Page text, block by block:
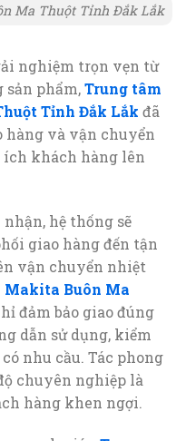
Ma Thuột Tỉnh Đắk Lắk
nghiệm trọn vẹn từ
sản phẩm,Trung tâm
Tỉnh Đắk Lắk đã
và vận chuyển
khách hàng lên
hệ thống sẽ
giao hàng đến tận
vận chuyển nhiệt
Makita Buôn Ma
đảm bảo giao đúng
dẫn sử dụng, kiểm
nhu cầu. Tác phong
chuyên nghiệp là
hàng khen ngợi.